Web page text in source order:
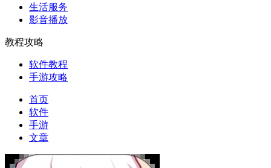
生活服务
影音播放
教程攻略
软件教程
手游攻略
首页
软件
手游
文章